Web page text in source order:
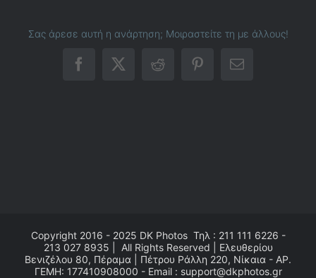
Σας άρεσε αυτή η ανάρτηση; Μοιραστείτε τη με άλλους!
Facebook
X RedditPinterestEmail
Copyright 2016 - 2025 DK PhotosΤηλ : 211 111 6226 -
213 027 8935 | All Rights Reserved | Ελευθερίου
Βενιζέλου 80, Πέραμα | Πέτρου Ράλλη 220, Νίκαια - ΑΡ.
ΓΕΜΗ: 177410908000 - Email : support@dkphotos.gr